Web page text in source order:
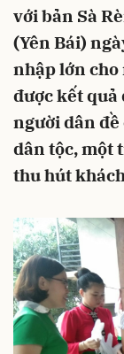
với bản Sà
(Yên Bái)
nhập lớn
được kết quả
người dân đề
dân tộc, một
thu hút